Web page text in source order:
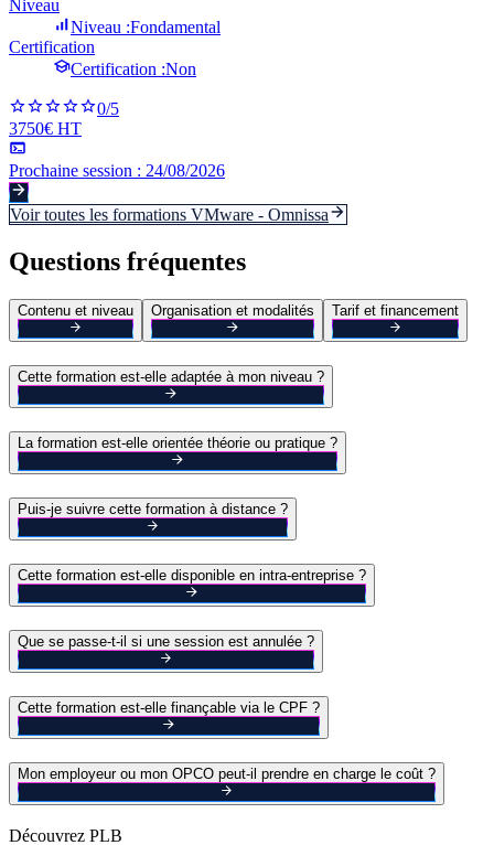
Niveau
Niveau :Fondamental
Certification
Certification :Non
0/5
3750€ HT
Prochaine session : 24/08/2026
Voir toutes les formations VMware - Omnissa
Questions fréquentes
Contenu et niveau Organisation et modalités Tarif et financement
Cette formation est-elle adaptée à mon niveau ?
La formation est-elle orientée théorie ou pratique ?
Puis-je suivre cette formation à distance ?
Cette formation est-elle disponible en intra-entreprise ?
Que se passe-t-il si une session est annulée ?
Cette formation est-elle finançable via le CPF ?
Mon employeur ou mon OPCO peut-il prendre en charge le coût ?
Découvrez PLB